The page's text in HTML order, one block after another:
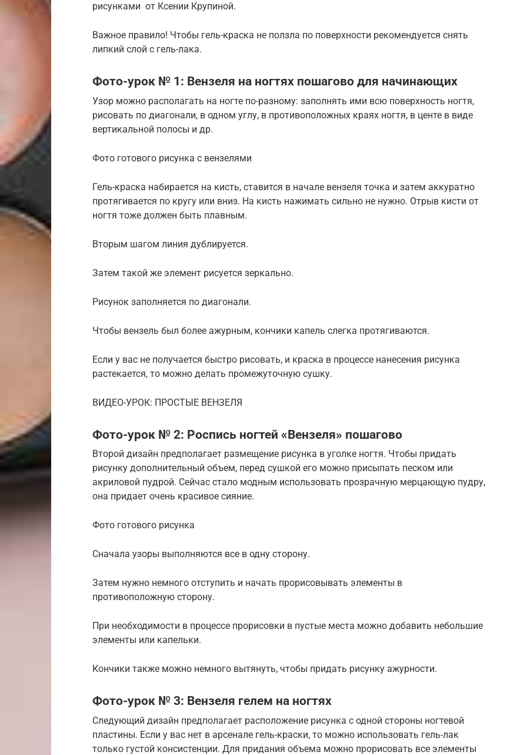
рисунками от Ксении Крупиной.
Важное правило! Чтобы гель-краска не ползла по поверхности рекомендуется снять
липкий слой с гель-лака.
Фото-урок № 1: Вензеля на ногтях пошагово для начинающих
Узор можно располагать на ногте по-разному: заполнять ими всю поверхность ногтя,
рисовать по диагонали, в одном углу, в противоположных краях ногтя, в центе в виде
вертикальной полосы и др.
Фото готового рисунка с вензелями
Гель-краска набирается на кисть, ставится в начале вензеля точка и затем аккуратно
протягивается по кругу или вниз. На кисть нажимать сильно не нужно. Отрыв кисти от
ногтя тоже должен быть плавным.
Вторым шагом линия дублируется.
Затем такой же элемент рисуется зеркально.
Рисунок заполняется по диагонали.
Чтобы вензель был более ажурным, кончики капель слегка протягиваются.
Если у вас не получается быстро рисовать, и краска в процессе нанесения рисунка
растекается, то можно делать промежуточную сушку.
ВИДЕО-УРОК: ПРОСТЫЕ ВЕНЗЕЛЯ
Фото-урок № 2: Роспись ногтей «Вензеля» пошагово
Второй дизайн предполагает размещение рисунка в уголке ногтя. Чтобы придать
рисунку дополнительный объем, перед сушкой его можно присыпать песком или
акриловой пудрой. Сейчас стало модным использовать прозрачную мерцающую пудру,
она придает очень красивое сияние.
Фото готового рисунка
Сначала узоры выполняются все в одну сторону.
Затем нужно немного отступить и начать прорисовывать элементы в
противоположную сторону.
При необходимости в процессе прорисовки в пустые места можно добавить небольшие
элементы или капельки.
Кончики также можно немного вытянуть, чтобы придать рисунку ажурности.
Фото-урок № 3: Вензеля гелем на ногтях
Следующий дизайн предполагает расположение рисунка с одной стороны ногтевой
пластины. Если у вас нет в арсенале гель-краски, то можно использовать гель-лак
только густой консистенции. Для придания объема можно прорисовать все элементы